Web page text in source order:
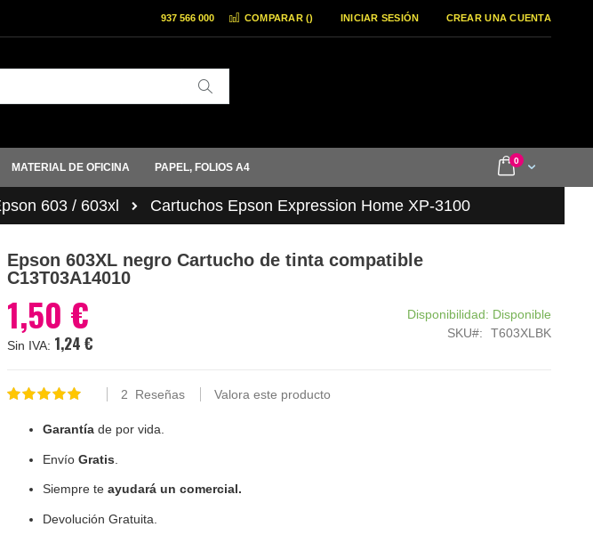
COMPARAR () INICIAR SESIÓN CREAR UNA CUENTA
937 566 000
Cart
0items
MATERIAL DE OFICINA PAPEL, FOLIOS A4
603 / 603xl Cartuchos Epson Expression Home XP-3100
Epson 603XL negro Cartucho de tinta compatible
C13T03A14010
1,50 €
1,24 €
Disponibilidad: Disponible
SKU
T603XLBK
Valoración:
2 Reseñas Valora este producto
Garantíade por vida.
Envío Gratis
Siempre te ayudará un comercial.
Devolución Gratuita.